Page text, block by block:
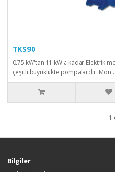
TKS90
0,75 kW'tan 11 kW'a kadar Elektrik
çeşitli büyüklükte pompalardır. Mon..
1
Bilgiler